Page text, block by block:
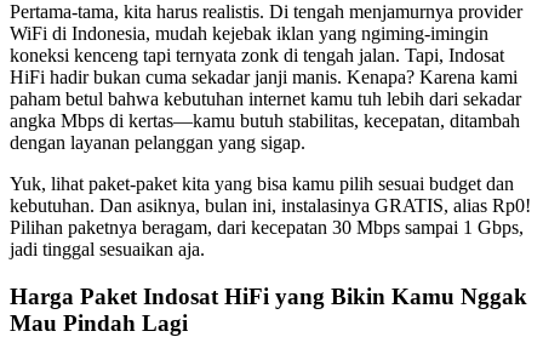
Pertama-tama, kita harus realistis. Di tengah menjamurnya provider
WiFi di Indonesia, mudah kejebak iklan yang ngiming-imingin
koneksi kenceng tapi ternyata zonk di tengah jalan. Tapi, Indosat
HiFi hadir bukan cuma sekadar janji manis. Kenapa? Karena kami
paham betul bahwa kebutuhan internet kamu tuh lebih dari sekadar
angka Mbps di kertas—kamu butuh stabilitas, kecepatan, ditambah
dengan layanan pelanggan yang sigap.
Yuk, lihat paket-paket kita yang bisa kamu pilih sesuai budget dan
kebutuhan. Dan asiknya, bulan ini, instalasinya GRATIS, alias Rp0!
Pilihan paketnya beragam, dari kecepatan 30 Mbps sampai 1 Gbps,
jadi tinggal sesuaikan aja.
Harga Paket Indosat HiFi yang Bikin Kamu Nggak
Mau Pindah Lagi